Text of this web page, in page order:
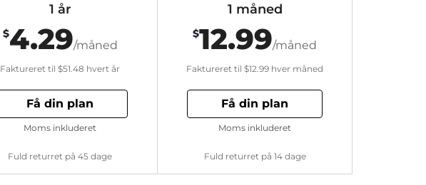
1 år
$4.29/måned
Faktureret til $51.48 hvert år
Få din plan
Fuld returret på 45 dage
Moms inkluderet
1 måned
$12.99/måned
Faktureret til $12.99 hver måned
Få din plan
Fuld returret på 14 dage
Moms inkluderet